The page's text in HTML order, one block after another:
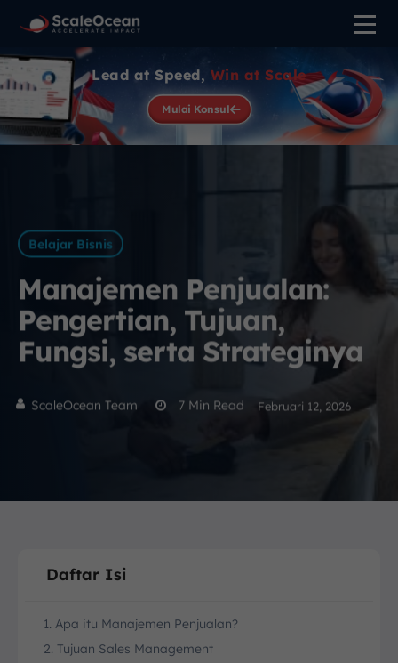
Lead at Speed, Win at Scale
Mulai Konsul
Belajar Bisnis
Manajemen Penjualan:
Pengertian, Tujuan,
Fungsi, serta Strateginya
ScaleOcean Team 7 Min Read Februari 12, 2026
Daftar Isi
1. Apa itu Manajemen Penjualan?
2. Tujuan Sales Management